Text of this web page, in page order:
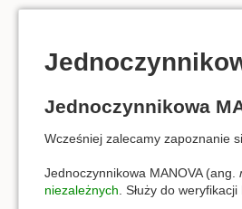
Jednoczynnikowa
Wcześniej zalecamy zapoznanie
Jednoczynnikowa MANOVA (ang.
niezależnych . Służy do